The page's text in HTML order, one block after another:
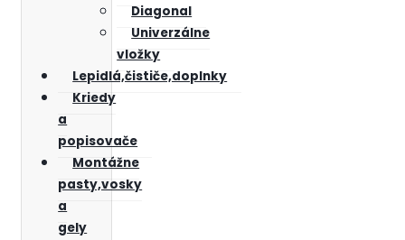
Diagonal
Univerzálne
vložky
Lepidlá,čističe,doplnky
Kriedy
a
popisovače
Montážne
pasty,vosky
a
gely